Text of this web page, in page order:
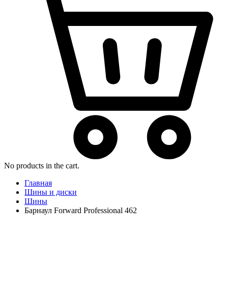
No products in the cart.
Главная
Шины и диски
Шины
Барнаул Forward Professional 462